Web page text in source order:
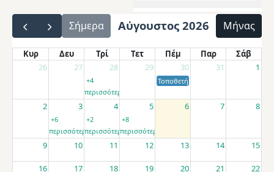
Σήμερα Αύγουστος 2026 Μήνας
Κυρ Δευ Τρί Τετ Πέμ Παρ
Σάβ
26
27 28 29 30 31 1
+4
περισσότερα
Τοποθετήσεις αποσπασμένων
2 3 4 5 6 7 8
+6
περισσότερα
+2
περισσότερα
+8
περισσότερα
9 10 11 12 13 14 15
16 17 18 19 20 21 22